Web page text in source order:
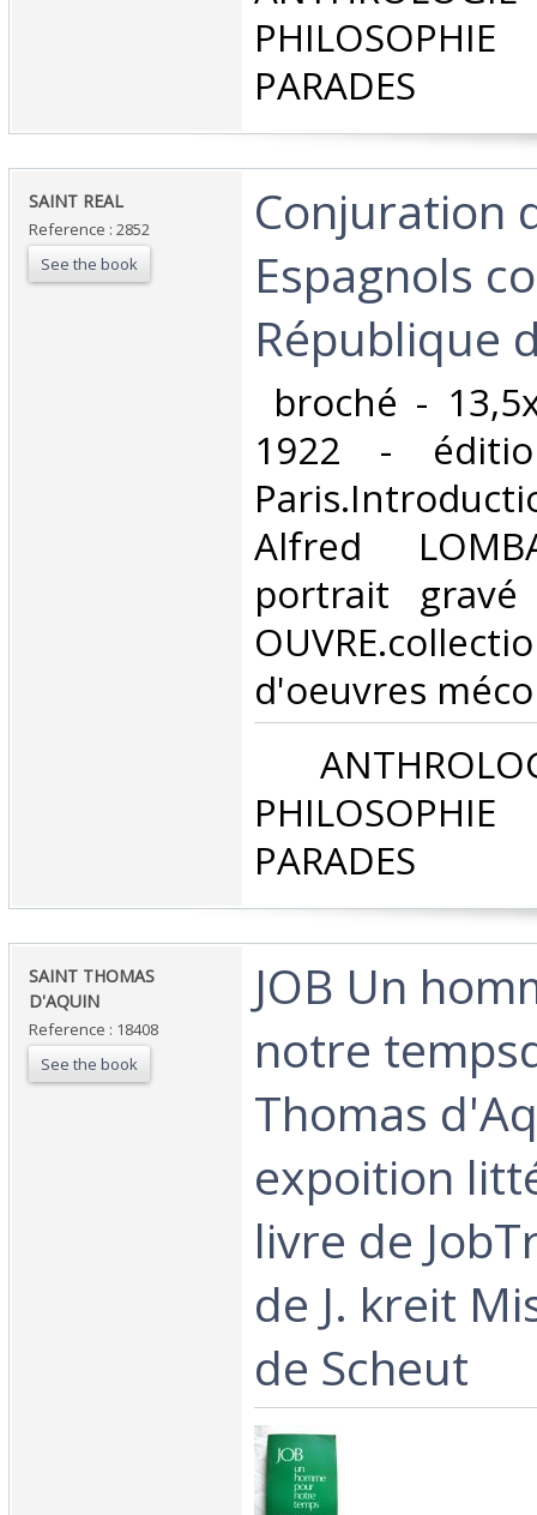
PHILOSOPHIE
PARADES‎
‎SAINT REAL‎
Reference : 2852
See the book
‎Conjuration
Espagnols
République
broché -
1922 -
Alfred
portrait
d'oeuvres
PHILOSOPHIE
PARADES‎
‎SAINT THOMAS
D'AQUIN‎
Reference : 18408
See the book
‎JOB Un
notre
Thomas
expoition
livre de
de J. kreit
de Scheut‎